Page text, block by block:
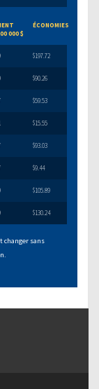
000 $
ÉCONOMIES
$197.72
$90.26
$59.53
$15.55
$93.03
$9.44
$105.89
$130.24
changer sans